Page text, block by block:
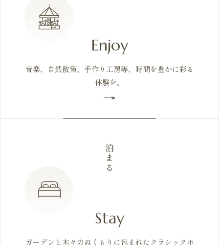
Enjoy
音楽、自然散策、手作り工房等、時間を豊かに彩る
体験を。
泊まる
Stay
ガーデンと木々のぬくもりに包まれたクラシックホ